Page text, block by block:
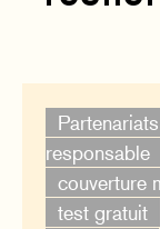
responsable
couverture
test gratuit